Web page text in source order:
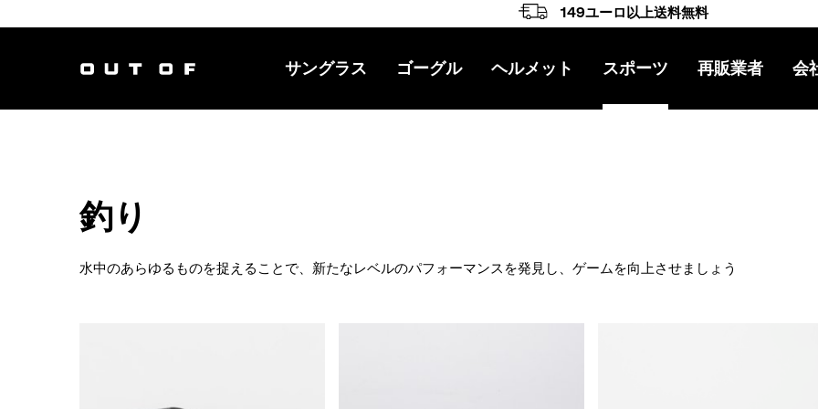
149ユーロ以上送料無料
メインナビゲーション
サングラス ゴーグル ヘルメット スポーツ 再販業者 会
釣り
水中のあらゆるものを捉えることで、新たなレベルのパフォーマンスを発見し、ゲームを向上させましょう